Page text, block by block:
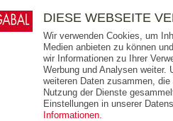
E-BOOKS AUDIO-CDS MP3
THEMEN
RIGHTS
DIESE WEBSEITE
Wir verwenden Cookies, um
Medien anbieten zu können
wir Informationen zu Ihrer
Werbung und Analysen weiter.
weiteren Daten zusammen,
Nutzung der Dienste
Einstellungen in unserer
Informationen.